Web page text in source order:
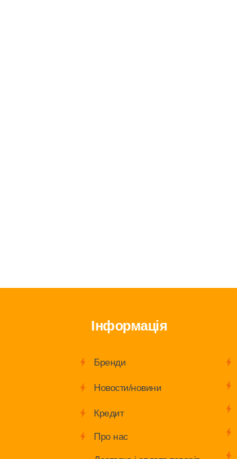
Інформація
Бренди
Новости/новини
Кредит
Про нас